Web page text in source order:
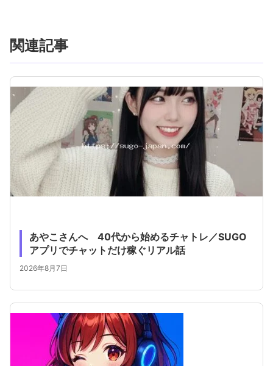
関連記事
あやこさんへ 40代から始めるチャトレ／SUGO
アプリでチャットだけ稼ぐリアル話
2026年8月7日